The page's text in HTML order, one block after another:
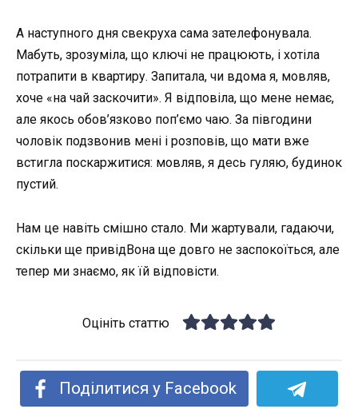
А наступного дня свекруха сама зателефонувала.
Мабуть, зрозуміла, що ключі не працюють, і хотіла
потрапити в квартиру. Запитала, чи вдома я, мовляв,
хоче «на чай заскочити». Я відповіла, що мене немає,
але якось обов’язково поп’ємо чаю. За півгодини
чоловік подзвонив мені і розповів, що мати вже
встигла поскаржитися: мовляв, я десь гуляю, будинок
пустий.
Нам це навіть смішно стало. Ми жартували, гадаючи,
скільки ще привідВона ще довго не заспокоїться, але
тепер ми знаємо, як їй відповісти.
Оцініть статтю
Поділитися у Facebook